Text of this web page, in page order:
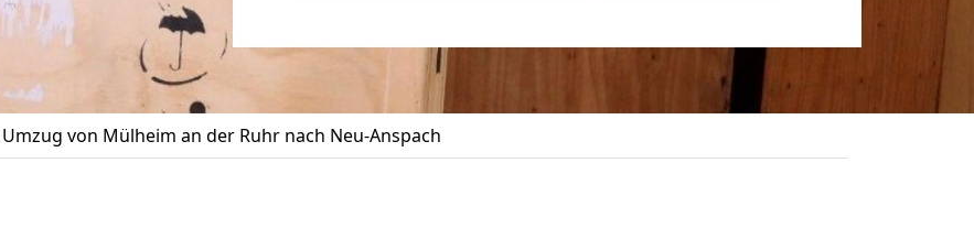
Umzug von Mülheim an der Ruhr nach Neu-Anspach